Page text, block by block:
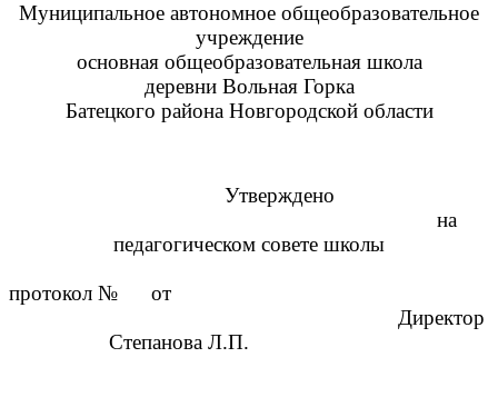
Муниципальное автономное общеобразовательное
учреждение
основная общеобразовательная школа
деревни Вольная Горка
Батецкого района Новгородской области
Утверждено
на
педагогическом совете школы
протокол № от
Директор
Степанова Л.П.